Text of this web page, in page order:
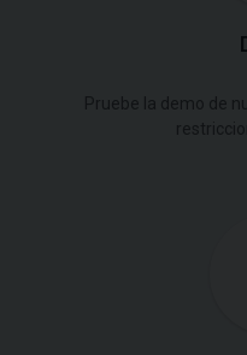
Pruebe la demo de